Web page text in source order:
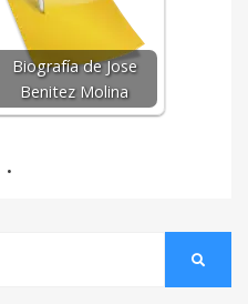
Biografía de Jose
Benitez Molina